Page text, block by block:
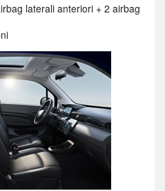
laterali anteriori + 2 airbag